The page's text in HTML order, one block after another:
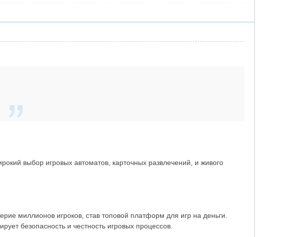
выбор игровых автоматов, карточных развлечений, и живого
миллионов игроков, став топовой платформ для игр на деньги.
безопасность и честность игровых процессов.